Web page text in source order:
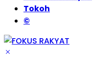
Tokoh
©